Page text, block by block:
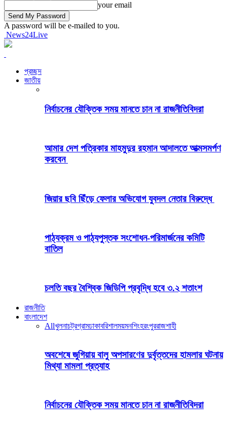
your email
A password will be e-mailed to you.
News24Live
প্রচ্ছদ
জাতীয়
নির্বাচনের যৌক্তিক সময় মানতে চান না রাজনীতিবিদরা
আমার দেশ পত্রিকার মাহমুদুর রহমান আদালতে আত্মসমর্পণ
করবেন
জিয়ার ছবি ছিঁড়ে ফেলার অভিযোগ যুবদল নেতার বিরুদ্ধে
পাঠ্যক্রম ও পাঠ্যপুস্তক সংশোধন-পরিমার্জনের কমিটি
বাতিল
চলতি বছর বৈশ্বিক জিডিপি প্রবৃদ্ধি হবে ৩.২ শতাংশ
রাজনীতি
বাংলাদেশ
Allখুলনাচট্রগ্রামঢাকাবরিশালময়মনশিংহরংপুররাজশাহী
অবশেষে জুগিয়ায় বালু অপসারণের দুর্বৃত্তদের হামলার ঘটনায়
মিথ্যা মামলা প্রত্যাহ
নির্বাচনের যৌক্তিক সময় মানতে চান না রাজনীতিবিদরা